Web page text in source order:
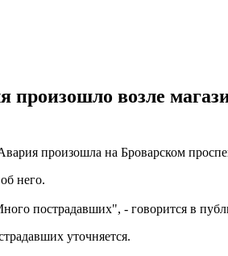
произошло возле
произошла на Броварском
него.
пострадавших", - говорится в
уточняется.